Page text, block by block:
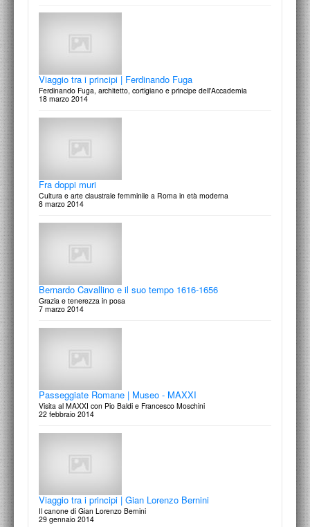
Viaggio tra i principi | Ferdinando Fuga
Ferdinando Fuga, architetto, cortigiano e principe dell'Accademia
18 marzo 2014
Fra doppi muri
Cultura e arte claustrale femminile a Roma in età moderna
8 marzo 2014
Bernardo Cavallino e il suo tempo 1616-1656
Grazia e tenerezza in posa
7 marzo 2014
Passeggiate Romane | Museo - MAXXI
Visita al MAXXI con Pio Baldi e Francesco Moschini
22 febbraio 2014
Viaggio tra i principi | Gian Lorenzo Bernini
Il canone di Gian Lorenzo Bernini
29 gennaio 2014